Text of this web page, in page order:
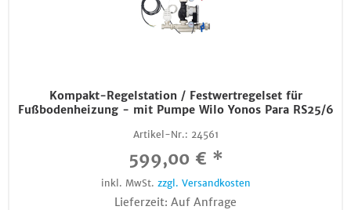
Kompakt-Regelstation / Festwertregelset für
Fußbodenheizung - mit Pumpe Wilo Yonos Para RS25/6
Artikel-Nr.: 24561
599,00 € *
inkl. MwSt. zzgl. Versandkosten
Lieferzeit: Auf Anfrage